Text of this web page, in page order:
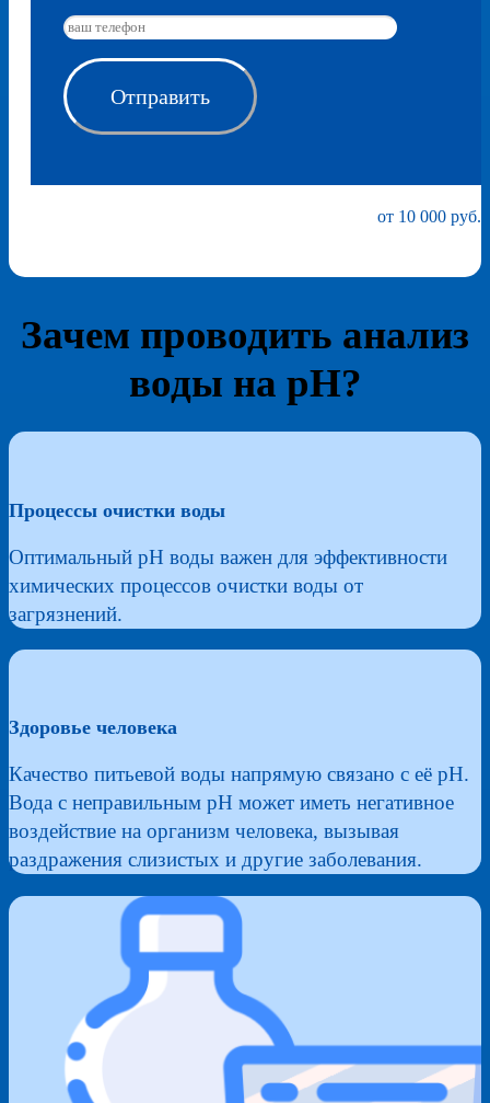
от 10 000 руб.
Зачем проводить анализ
воды на pH?
Процессы очистки воды
Оптимальный pH воды важен для эффективности
химических процессов очистки воды от
загрязнений.
Здоровье человека
Качество питьевой воды напрямую связано с её pH.
Вода с неправильным pH может иметь негативное
воздействие на организм человека, вызывая
раздражения слизистых и другие заболевания.